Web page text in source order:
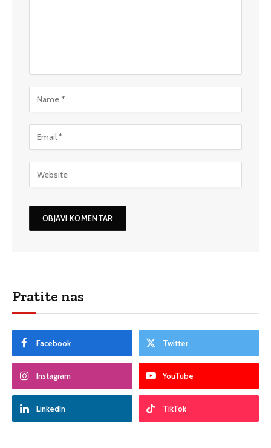
Pratite nas
Facebook Twitter
Instagram YouTube
LinkedIn TikTok